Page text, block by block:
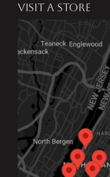
VISIT A STORE